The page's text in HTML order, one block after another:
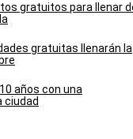
gratuitos para llenar
gratuitas llenarán la
años con una
ciudad